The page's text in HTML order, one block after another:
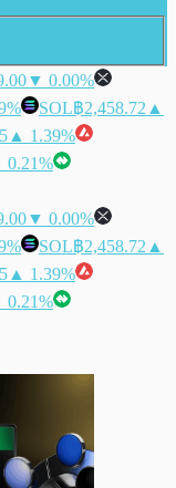
▼ 0.00%
SOL฿2,458.72 ▲
▲ 1.39%
0.21%
▼ 0.00%
SOL฿2,458.72 ▲
▲ 1.39%
0.21%